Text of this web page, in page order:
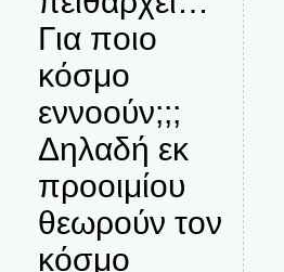
Για ποιο
κόσμο
εννοούν;;;
Δηλαδή εκ
προοιμίου
θεωρούν τον
κόσμο